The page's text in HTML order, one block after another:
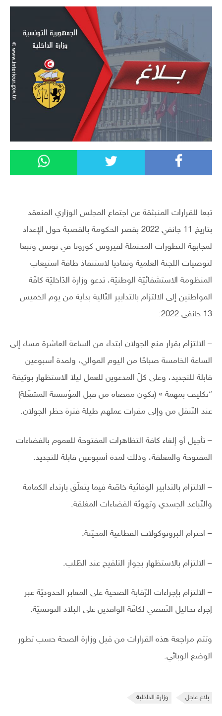
تبعا للقرارات المنبثقة عن اجتماع المجلس الوزاري المنعقد
بتاريخ 11 جانفي 2022 بقصر الحكومة بالقصبة حول الإعداد
لمجابهة التطورات المحتملة لفيروس كورونا في تونس وتبعا
لتوصيات اللجنة العلمية وتفاديا لاستنفاذ طاقة استيعاب
المنظومة الاستشفائيّة الوطنيّة، تدعو وزارة الدّاخليّة كافّة
المواطنين إلى الالتزام بالتدابير التّالية بداية من يوم الخميس
13 جانفي 2022:
– الالتزام بقرار منع الجولان ابتداء من الساعة العاشرة مساء إلى
الساعة الخامسة صباحًا من اليوم الموالي، ولمدة أسبوعين
قابلة للتجديد، وعلى كلّ المدعوين للعمل ليلا الاستظهار بوثيقة
”تكليف بمهمة » (تكون ممضاة من قبل المؤسسة المشغّلة)
عند التّنقل من وإلى مقرات عملهم طيلة فترة حظر الجولان.
– تأجيل أو إلغاء كافة التظاهرات المفتوحة للعموم بالفضاءات
المفتوحة والمغلقة، وذلك لمدة أسبوعين قابلة للتجديد.
– الالتزام بالتدابير الوقائية خاصّة فيما يتعلّق بارتداء الكمامة
والتّباعد الجسدي وتهوئة الفضاءات المغلقة.
– احترام البروتوكولات القطاعية المحيّنة.
– الالتزام بالاستظهار بجواز التلقيح عند الطّلب.
– الالتزام بإجراءات الرّقابة الصحية على المعابر الحدوديّة عبر
إجراء تحاليل التّقصي لكافّة الوافدين على البلاد التونسيّة.
وتتم مراجعة هذه القرارات من قبل وزارة الصحة حسب تطور
الوضع الوبائي.
بلاغ عاجل وزارة الداخلية